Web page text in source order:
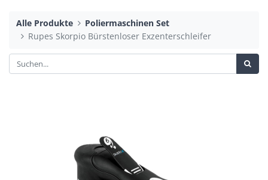
Alle Produkte
Poliermaschinen Set
Rupes Skorpio Bürstenloser Exzenterschleifer